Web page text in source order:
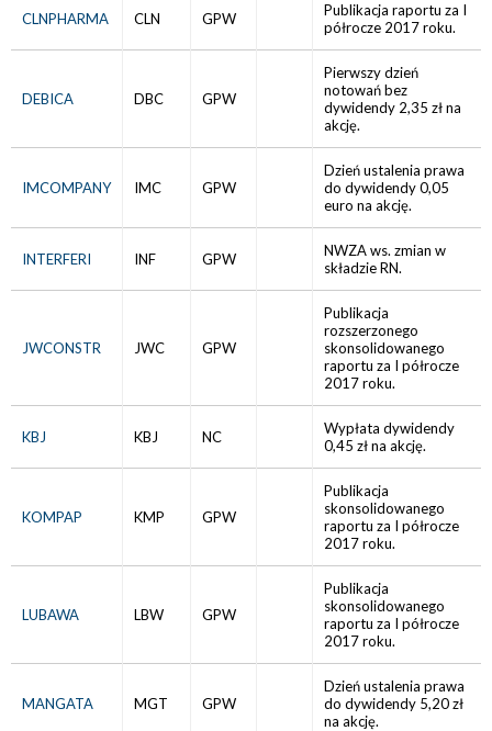
CLNPHARMA CLN GPW
Publikacja raportu za I
półrocze 2017 roku.
DEBICA DBC GPW
Pierwszy dzień
notowań bez
dywidendy 2,35 zł na
akcję.
IMCOMPANY IMC GPW
Dzień ustalenia prawa
do dywidendy 0,05
euro na akcję.
INTERFERI INF GPW
NWZA ws. zmian w
składzie RN.
JWCONSTR JWC GPW
Publikacja
rozszerzonego
skonsolidowanego
raportu za I półrocze
2017 roku.
KBJ KBJ NC
Wypłata dywidendy
0,45 zł na akcję.
KOMPAP KMP GPW
Publikacja
skonsolidowanego
raportu za I półrocze
2017 roku.
LUBAWA LBW GPW
Publikacja
skonsolidowanego
raportu za I półrocze
2017 roku.
MANGATA MGT GPW
Dzień ustalenia prawa
do dywidendy 5,20 zł
na akcję.